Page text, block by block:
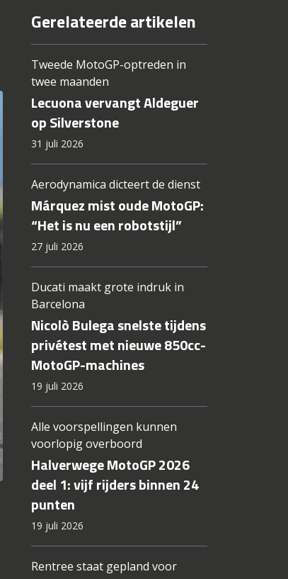
Gerelateerde artikelen
Tweede MotoGP-optreden in
twee maanden
Lecuona vervangt Aldeguer
op Silverstone
31 juli 2026
Aerodynamica dicteert de dienst
Márquez mist oude MotoGP:
“Het is nu een robotstijl”
27 juli 2026
Ducati maakt grote indruk in
Barcelona
Nicolò Bulega snelste tijdens
privétest met nieuwe 850cc-
MotoGP-machines
19 juli 2026
Alle voorspellingen kunnen
voorlopig overboord
Halverwege MotoGP 2026
deel 1: vijf rijders binnen 24
punten
19 juli 2026
Rentree staat gepland voor